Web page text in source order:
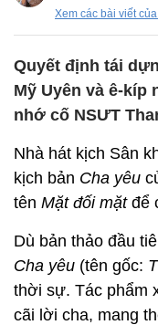
Xem các bài viết
Quyết định tái
Mỹ Uyên và ê-kíp
nhớ cố NSƯT
Nhà hát kịch Sân
kịch bản Cha yêu
tên Mặt đối mặt để
Dù bản thảo đầu
Cha yêu (tên gốc:
thời sự. Tác phẩm
cãi lời cha, mang